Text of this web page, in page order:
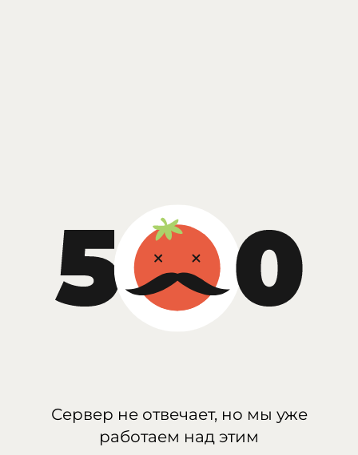
Сервер не отвечает, но мы уже
работаем над этим